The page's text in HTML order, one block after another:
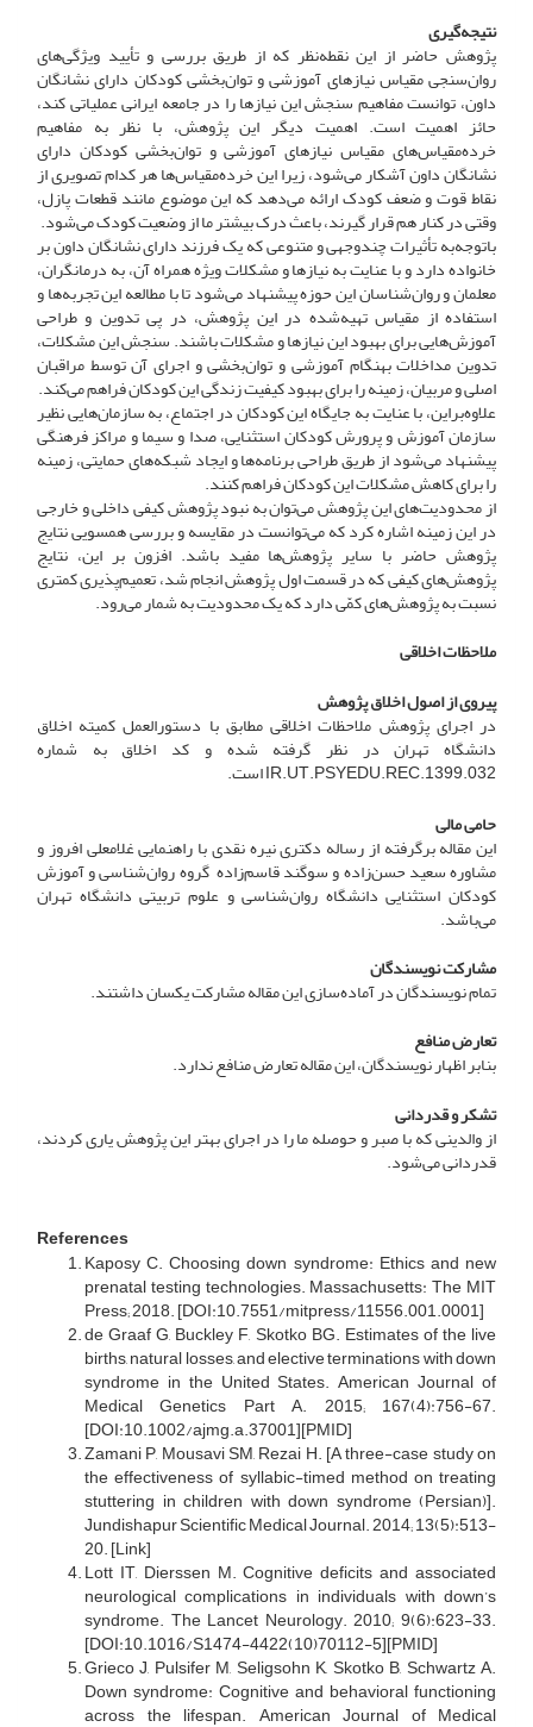
نتیجه‌گیری
پژوهش حاضر از این نقطه‌نظر که از طریق بررسی و تأیید ویژگی‌های
روان‌سنجی مقیاس نیازهای آموزشی و توان‌بخشی کودکان دارای نشانگان
داون، توانست مفاهیم سنجش این نیازها را در جامعه ایرانی عملیاتی کند،
حائز اهمیت است. اهمیت دیگر این پژوهش، با نظر به مفاهیم
خرده‌مقیاس‌های مقیاس نیازهای آموزشی و توان‌بخشی کودکان دارای
نشانگان داون آشکار می‌شود، زیرا این خرده‌مقیاس‌ها هر کدام تصویری از
نقاط قوت و ضعف کودک ارائه می‌دهد که این موضوع مانند قطعات پازل،
وقتی در کنار هم قرار گیرند، باعث درک بیشتر ما از وضعیت کودک می‌شود.
باتوجه‌به تأثیرات چندوجهی و متنوعی که یک فرزند دارای نشانگان داون بر
خانواده دارد و با عنایت به نیازها و مشکلات ویژه همراه آن، به درمانگران،
معلمان و روان‌شناسان این حوزه پیشنهاد می‌شود تا با مطالعه این تجربه‌ها و
استفاده از مقیاس تهیه‌شده در این پژوهش، در پی تدوین و طراحی
آموزش‌هایی برای بهبود این نیازها و مشکلات باشند. سنجش این مشکلات،
تدوین مداخلات بهنگام آموزشی و توان‌بخشی و اجرای آن توسط مراقبان
اصلی و مربیان، زمینه را برای بهبود کیفیت زندگی این کودکان فراهم می‌کند.
علاوه‌براین، با عنایت به جایگاه این کودکان در اجتماع، به سازمان‌هایی نظیر
سازمان آموزش و پرورش کودکان استثنایی، صدا و سیما و مراکز فرهنگی
پیشنهاد می‌شود از طریق طراحی برنامه‌ها و ایجاد شبکه‌های حمایتی، زمینه
را برای کاهش مشکلات این کودکان فراهم کنند.
از محدودیت‌های این پژوهش می‌توان به نبود پژوهش کیفی داخلی و خارجی
در این زمینه اشاره کرد که می‌توانست در مقایسه و بررسی همسویی نتایج
پژوهش حاضر با سایر پژوهش‌ها مفید باشد. افزون بر این، نتایج
پژوهش‌های کیفی که در قسمت اول پژوهش انجام شد، تعمیم‌پذیری کمتری
نسبت به پژوهش‌های کمّی دارد که یک محدودیت به شمار می‌رود.
ملاحظات اخلاقی
پیروی از اصول اخلاق پژوهش
در اجرای پژوهش ملاحظات اخلاقی مطابق با دستورالعمل کمیته اخلاق
دانشگاه تهران در نظر گرفته شده و کد اخلاق به شماره
IR.UT.PSYEDU.REC.1399.032 است.
حامی مالی
این مقاله برگرفته از رساله دکتری نیره نقدی با راهنمایی غلامعلی افروز و
مشاوره سعید حسن‌زاده و سوگند قاسم‌زاده گروه روان‌شناسی و آموزش
کودکان استثنایی دانشگاه روان‌شناسی و علوم تربیتی دانشگاه تهران
می‌باشد.
مشارکت نویسندگان
تمام نویسندگان در آماده‌سازی این مقاله مشارکت یکسان داشتند.
تعارض منافع
بنابر اظهار نویسندگان، این مقاله تعارض منافع ندارد.
تشکر و قدردانی
از والدینی که با صبر و حوصله ما را در اجرای بهتر این پژوهش یاری کردند،
قدردانی می‌شود.
References
Kaposy C. Choosing down syndrome: Ethics and new
prenatal testing technologies. Massachusetts: The MIT
Press; 2018. [DOI:10.7551/mitpress/11556.001.0001]
de Graaf G, Buckley F, Skotko BG. Estimates of the live
births, natural losses, and elective terminations with down
syndrome in the United States. American Journal of
Medical Genetics Part A. 2015; 167(4):756-67.
[DOI:10.1002/ajmg.a.37001][PMID]
Zamani P, Mousavi SM, Rezai H. [A three-case study on
the effectiveness of syllabic-timed method on treating
stuttering in children with down syndrome (Persian)].
Jundishapur Scientific Medical Journal. 2014; 13(5):513-
20. [Link]
Lott IT, Dierssen M. Cognitive deficits and associated
neurological complications in individuals with down’s
syndrome. The Lancet Neurology. 2010; 9(6):623-33.
[DOI:10.1016/S1474-4422(10)70112-5][PMID]
Grieco J, Pulsifer M, Seligsohn K, Skotko B, Schwartz A.
Down syndrome: Cognitive and behavioral functioning
across the lifespan. American Journal of Medical